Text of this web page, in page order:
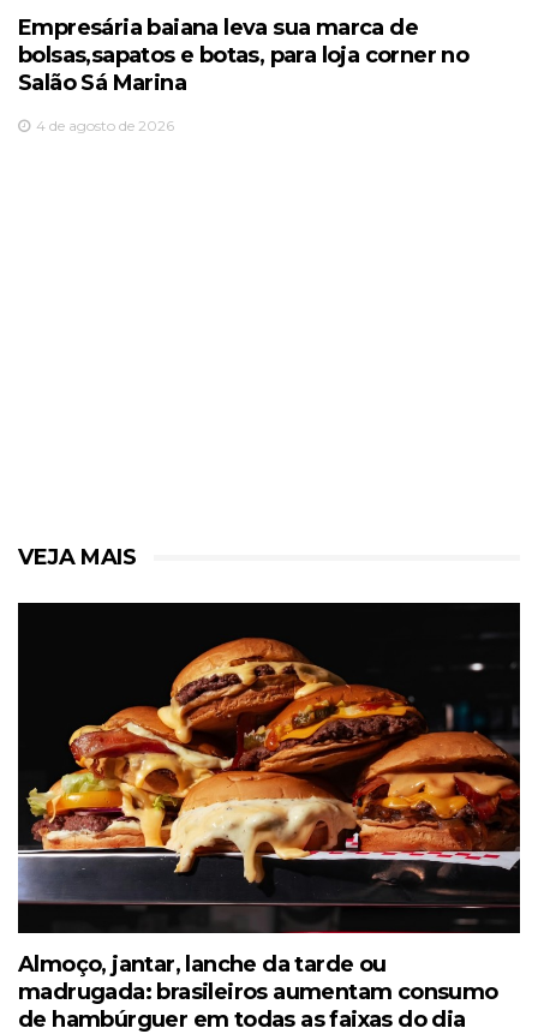
Empresária baiana leva sua marca de
bolsas,sapatos e botas, para loja corner no
Salão Sá Marina
4 de agosto de 2026
VEJA MAIS
Almoço, jantar, lanche da tarde ou
madrugada: brasileiros aumentam consumo
de hambúrguer em todas as faixas do dia